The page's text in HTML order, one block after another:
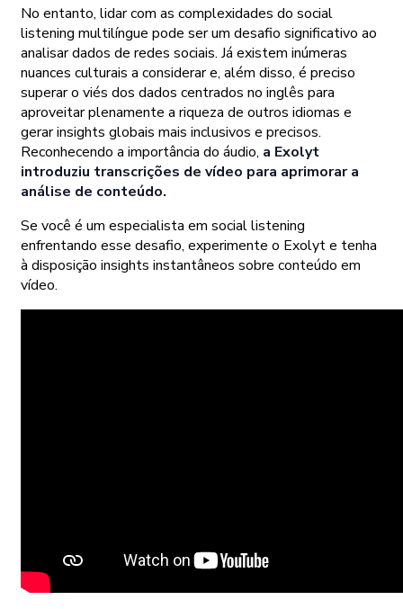
No entanto, lidar com as complexidades do social
listening multilíngue pode ser um desafio significativo ao
analisar dados de redes sociais. Já existem inúmeras
nuances culturais a considerar e, além disso, é preciso
superar o viés dos dados centrados no inglês para
aproveitar plenamente a riqueza de outros idiomas e
gerar insights globais mais inclusivos e precisos.
Reconhecendo a importância do áudio, a Exolyt
introduziu transcrições de vídeo para aprimorar a
análise de conteúdo.
Se você é um especialista em social listening
enfrentando esse desafio, experimente o Exolyt e tenha
à disposição insights instantâneos sobre conteúdo em
vídeo.